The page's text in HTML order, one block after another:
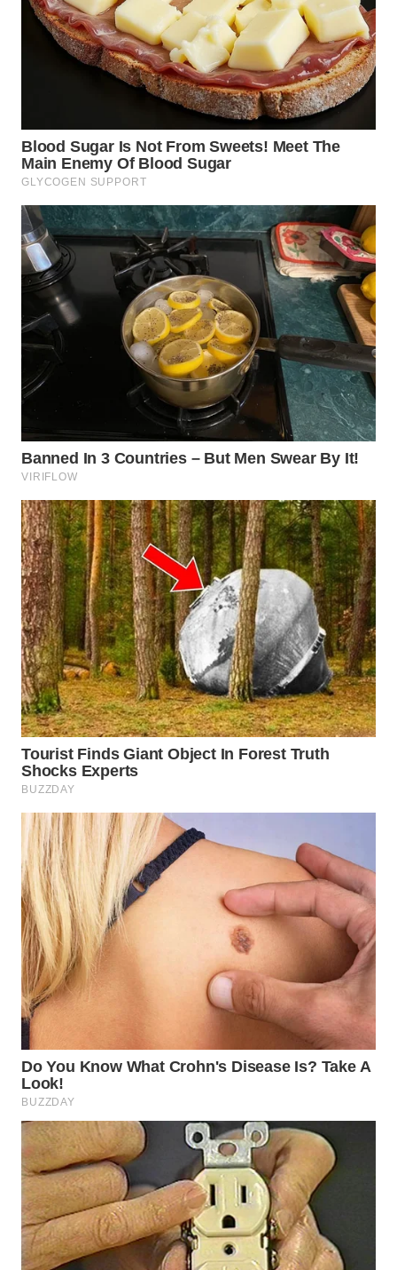
WN
PRIANGAN
TIMUR
SEMARANG
WN
WN
BOROBUDUR
WN
MADURA
SURABAYA
WN
NATUNA
WN
BINTAN
WN
MANDALIKA
WN
LIKUPANG
WN
LABUANBAJO
WN
BORNEO
Wahana
Media
Group
WAHANA
NEWS
WAHANA
TANI
WAHANA
INFRASTRUKTUR
WAHANA
KONSUMEN
WAHANA
LISTRIK